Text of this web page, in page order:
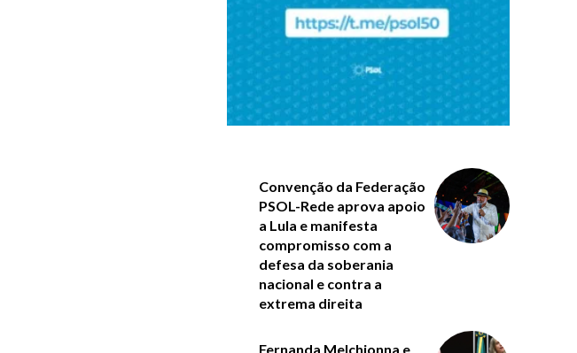
Convenção da Federação
PSOL-Rede aprova apoio
a Lula e manifesta
compromisso com a
defesa da soberania
nacional e contra a
extrema direita
Fernanda Melchionna e